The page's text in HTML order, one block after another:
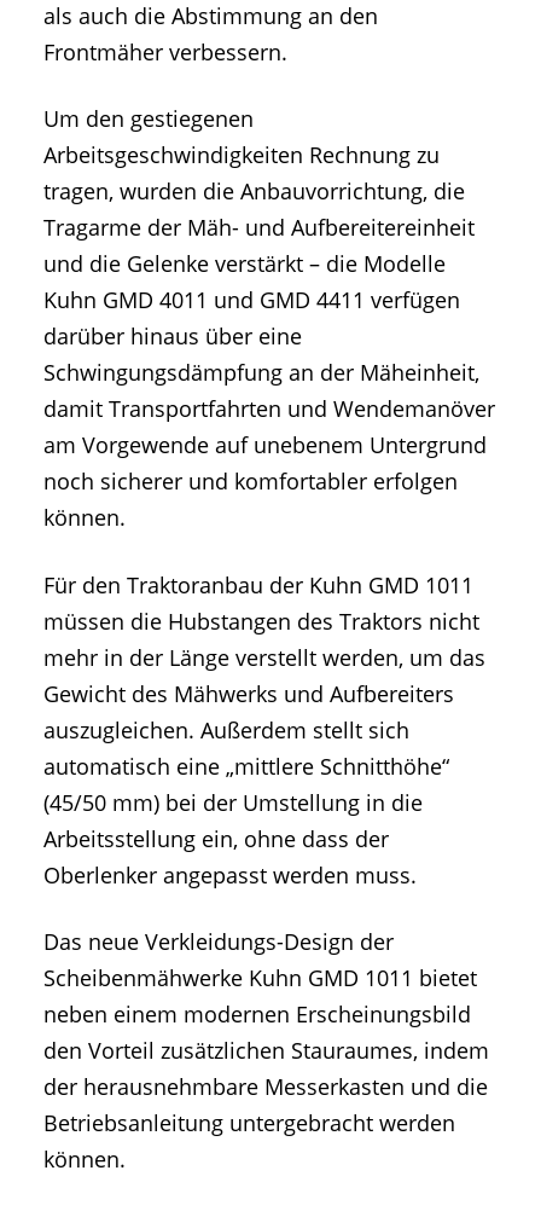
als auch die Abstimmung an den
Frontmäher verbessern.
Um den gestiegenen
Arbeitsgeschwindigkeiten Rechnung zu
tragen, wurden die Anbauvorrichtung, die
Tragarme der Mäh- und Aufbereitereinheit
und die Gelenke verstärkt – die Modelle
Kuhn GMD 4011 und GMD 4411 verfügen
darüber hinaus über eine
Schwingungsdämpfung an der Mäheinheit,
damit Transportfahrten und Wendemanöver
am Vorgewende auf unebenem Untergrund
noch sicherer und komfortabler erfolgen
können.
Für den Traktoranbau der Kuhn GMD 1011
müssen die Hubstangen des Traktors nicht
mehr in der Länge verstellt werden, um das
Gewicht des Mähwerks und Aufbereiters
auszugleichen. Außerdem stellt sich
automatisch eine „mittlere Schnitthöhe“
(45/50 mm) bei der Umstellung in die
Arbeitsstellung ein, ohne dass der
Oberlenker angepasst werden muss.
Das neue Verkleidungs-Design der
Scheibenmähwerke Kuhn GMD 1011 bietet
neben einem modernen Erscheinungsbild
den Vorteil zusätzlichen Stauraumes, indem
der herausnehmbare Messerkasten und die
Betriebsanleitung untergebracht werden
können.